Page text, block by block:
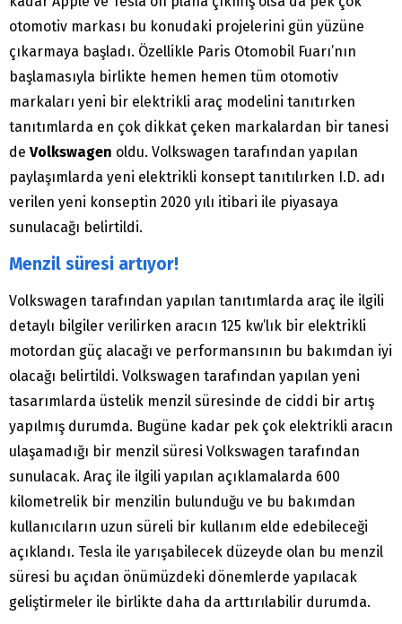
otomotiv markası bu konudaki projelerini gün yüzüne
çıkarmaya başladı. Özellikle Paris Otomobil Fuarı’nın
başlamasıyla birlikte hemen hemen tüm otomotiv
markaları yeni bir elektrikli araç modelini tanıtırken
tanıtımlarda en çok dikkat çeken markalardan bir tanesi
de Volkswagen oldu. Volkswagen tarafından yapılan
paylaşımlarda yeni elektrikli konsept tanıtılırken I.D. adı
verilen yeni konseptin 2020 yılı itibari ile piyasaya
sunulacağı belirtildi.
Menzil süresi artıyor!
Volkswagen tarafından yapılan tanıtımlarda araç ile ilgili
detaylı bilgiler verilirken aracın 125 kw’lık bir elektrikli
motordan güç alacağı ve performansının bu bakımdan iyi
olacağı belirtildi. Volkswagen tarafından yapılan yeni
tasarımlarda üstelik menzil süresinde de ciddi bir artış
yapılmış durumda. Bugüne kadar pek çok elektrikli aracın
ulaşamadığı bir menzil süresi Volkswagen tarafından
sunulacak. Araç ile ilgili yapılan açıklamalarda 600
kilometrelik bir menzilin bulunduğu ve bu bakımdan
kullanıcıların uzun süreli bir kullanım elde edebileceği
açıklandı. Tesla ile yarışabilecek düzeyde olan bu menzil
süresi bu açıdan önümüzdeki dönemlerde yapılacak
geliştirmeler ile birlikte daha da arttırılabilir durumda.